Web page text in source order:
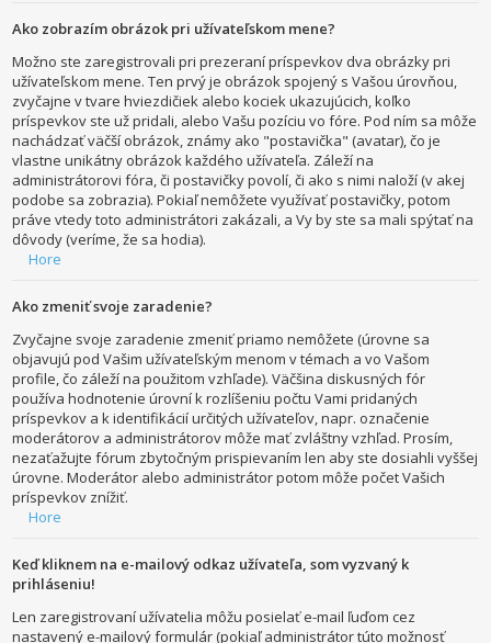
Ako zobrazím obrázok pri užívateľskom mene?
Možno ste zaregistrovali pri prezeraní príspevkov dva obrázky pri
užívateľskom mene. Ten prvý je obrázok spojený s Vašou úrovňou,
zvyčajne v tvare hviezdičiek alebo kociek ukazujúcich, koľko
príspevkov ste už pridali, alebo Vašu pozíciu vo fóre. Pod ním sa môže
nachádzať väčší obrázok, známy ako "postavička" (avatar), čo je
vlastne unikátny obrázok každého užívateľa. Záleží na
administrátorovi fóra, či postavičky povolí, či ako s nimi naloží (v akej
podobe sa zobrazia). Pokiaľ nemôžete využívať postavičky, potom
práve vtedy toto administrátori zakázali, a Vy by ste sa mali spýtať na
dôvody (veríme, že sa hodia).
Hore
Ako zmeniť svoje zaradenie?
Zvyčajne svoje zaradenie zmeniť priamo nemôžete (úrovne sa
objavujú pod Vašim užívateľským menom v témach a vo Vašom
profile, čo záleží na použitom vzhľade). Väčšina diskusných fór
používa hodnotenie úrovní k rozlíšeniu počtu Vami pridaných
príspevkov a k identifikácií určitých užívateľov, napr. označenie
moderátorov a administrátorov môže mať zvláštny vzhľad. Prosím,
nezaťažujte fórum zbytočným prispievaním len aby ste dosiahli vyššej
úrovne. Moderátor alebo administrátor potom môže počet Vašich
príspevkov znížiť.
Hore
Keď kliknem na e-mailový odkaz užívateľa, som vyzvaný k
prihláseniu!
Len zaregistrovaní užívatelia môžu posielať e-mail ľuďom cez
nastavený e-mailový formulár (pokiaľ administrátor túto možnosť